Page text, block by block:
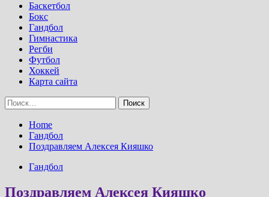
Баскетбол
Бокс
Гандбол
Гимнастика
Регби
Футбол
Хоккей
Карта сайта
Найти:
Home
Гандбол
Поздравляем Алексея Кияшко
Гандбол
Поздравляем Алексея Кияшко